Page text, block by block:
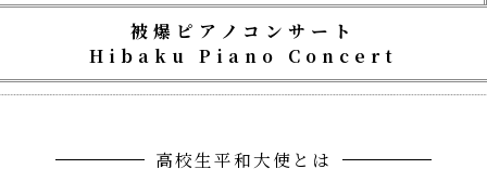
被爆ピアノコンサート
Hibaku Piano Concert
高校生平和大使とは